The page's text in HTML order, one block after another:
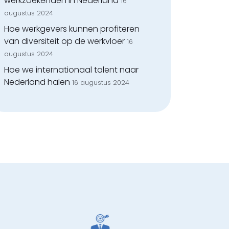
augustus 2024
Hoe werkgevers kunnen profiteren
van diversiteit op de werkvloer 16
augustus 2024
Hoe we internationaal talent naar
Nederland halen 16 augustus 2024